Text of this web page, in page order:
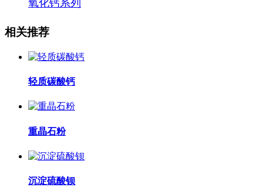
氧化钙系列
相关推荐
轻质碳酸钙
重晶石粉
沉淀硫酸钡